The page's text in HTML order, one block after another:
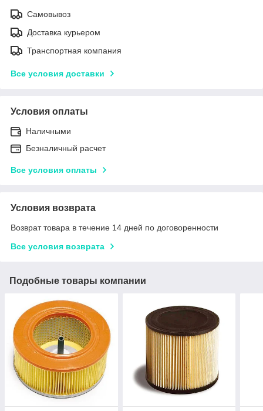
Самовывоз
Доставка курьером
Транспортная компания
Все условия доставки
Условия оплаты
Наличными
Безналичный расчет
Все условия оплаты
Условия возврата
Возврат товара в течение 14 дней по договоренности
Все условия возврата
Подобные товары компании